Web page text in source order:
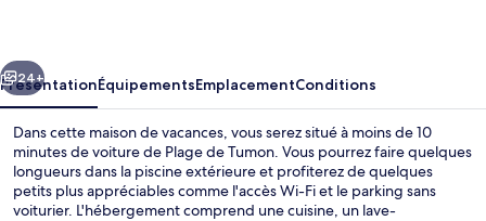
Suivant
24+
PrésentationÉquipementsEmplacementConditions
Dans cette maison de vacances, vous serez situé à moins de 10
minutes de voiture de Plage de Tumon. Vous pourrez faire quelques
longueurs dans la piscine extérieure et profiterez de quelques
petits plus appréciables comme l'accès Wi-Fi et le parking sans
voiturier. L'hébergement comprend une cuisine, un lave-